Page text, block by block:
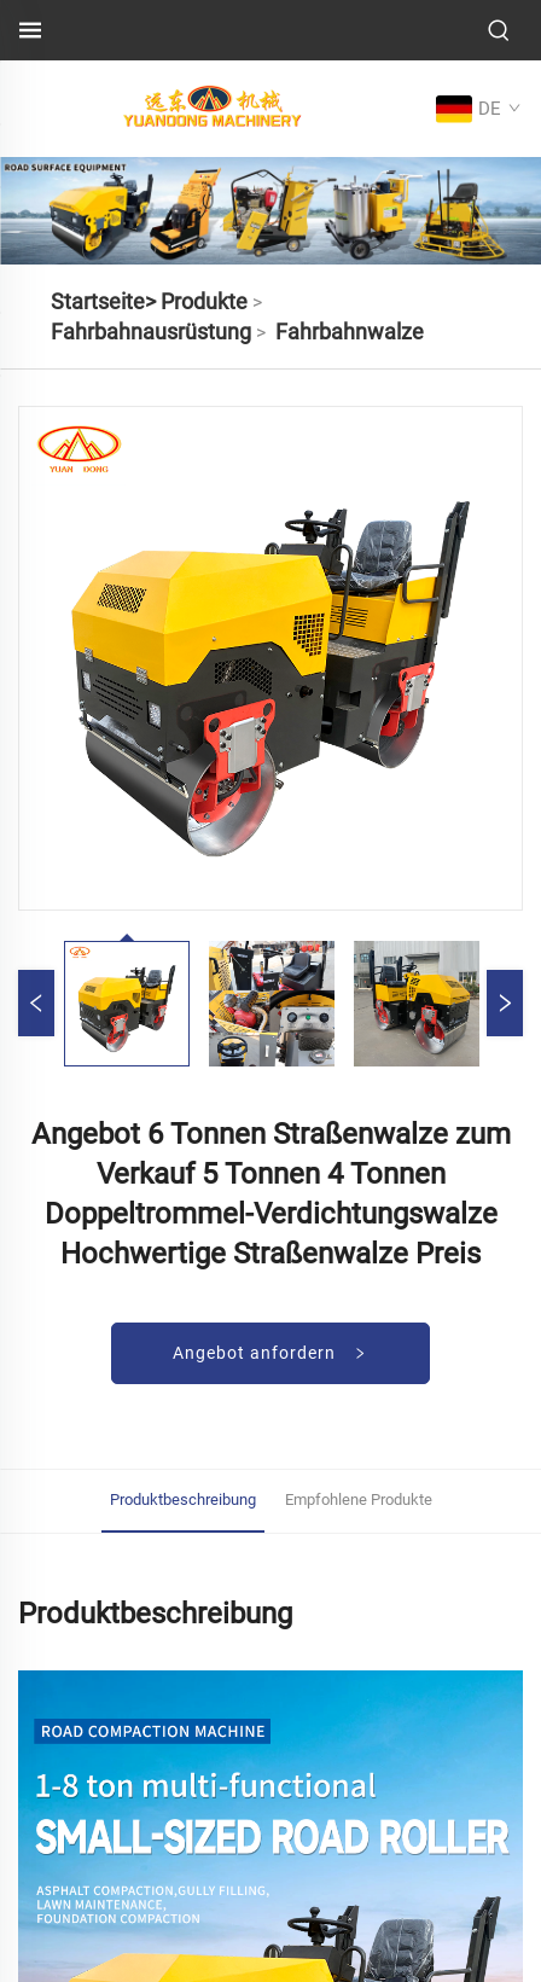
DE
Startseite> Produkte>
Fahrbahnausrüstung> Fahrbahnwalze
Angebot 6 Tonnen Straßenwalze zum
Verkauf 5 Tonnen 4 Tonnen
Doppeltrommel-Verdichtungswalze
Hochwertige Straßenwalze Preis
Angebot anfordern
Produktbeschreibung Empfohlene Produkte
Produktbeschreibung